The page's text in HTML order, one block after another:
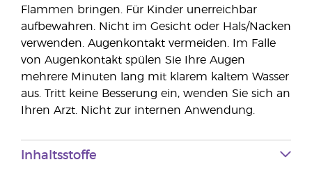
Flammen bringen. Für Kinder unerreichbar
aufbewahren. Nicht im Gesicht oder Hals/Nacken
verwenden. Augenkontakt vermeiden. Im Falle
von Augenkontakt spülen Sie Ihre Augen
mehrere Minuten lang mit klarem kaltem Wasser
aus. Tritt keine Besserung ein, wenden Sie sich an
Ihren Arzt. Nicht zur internen Anwendung.
Inhaltsstoffe